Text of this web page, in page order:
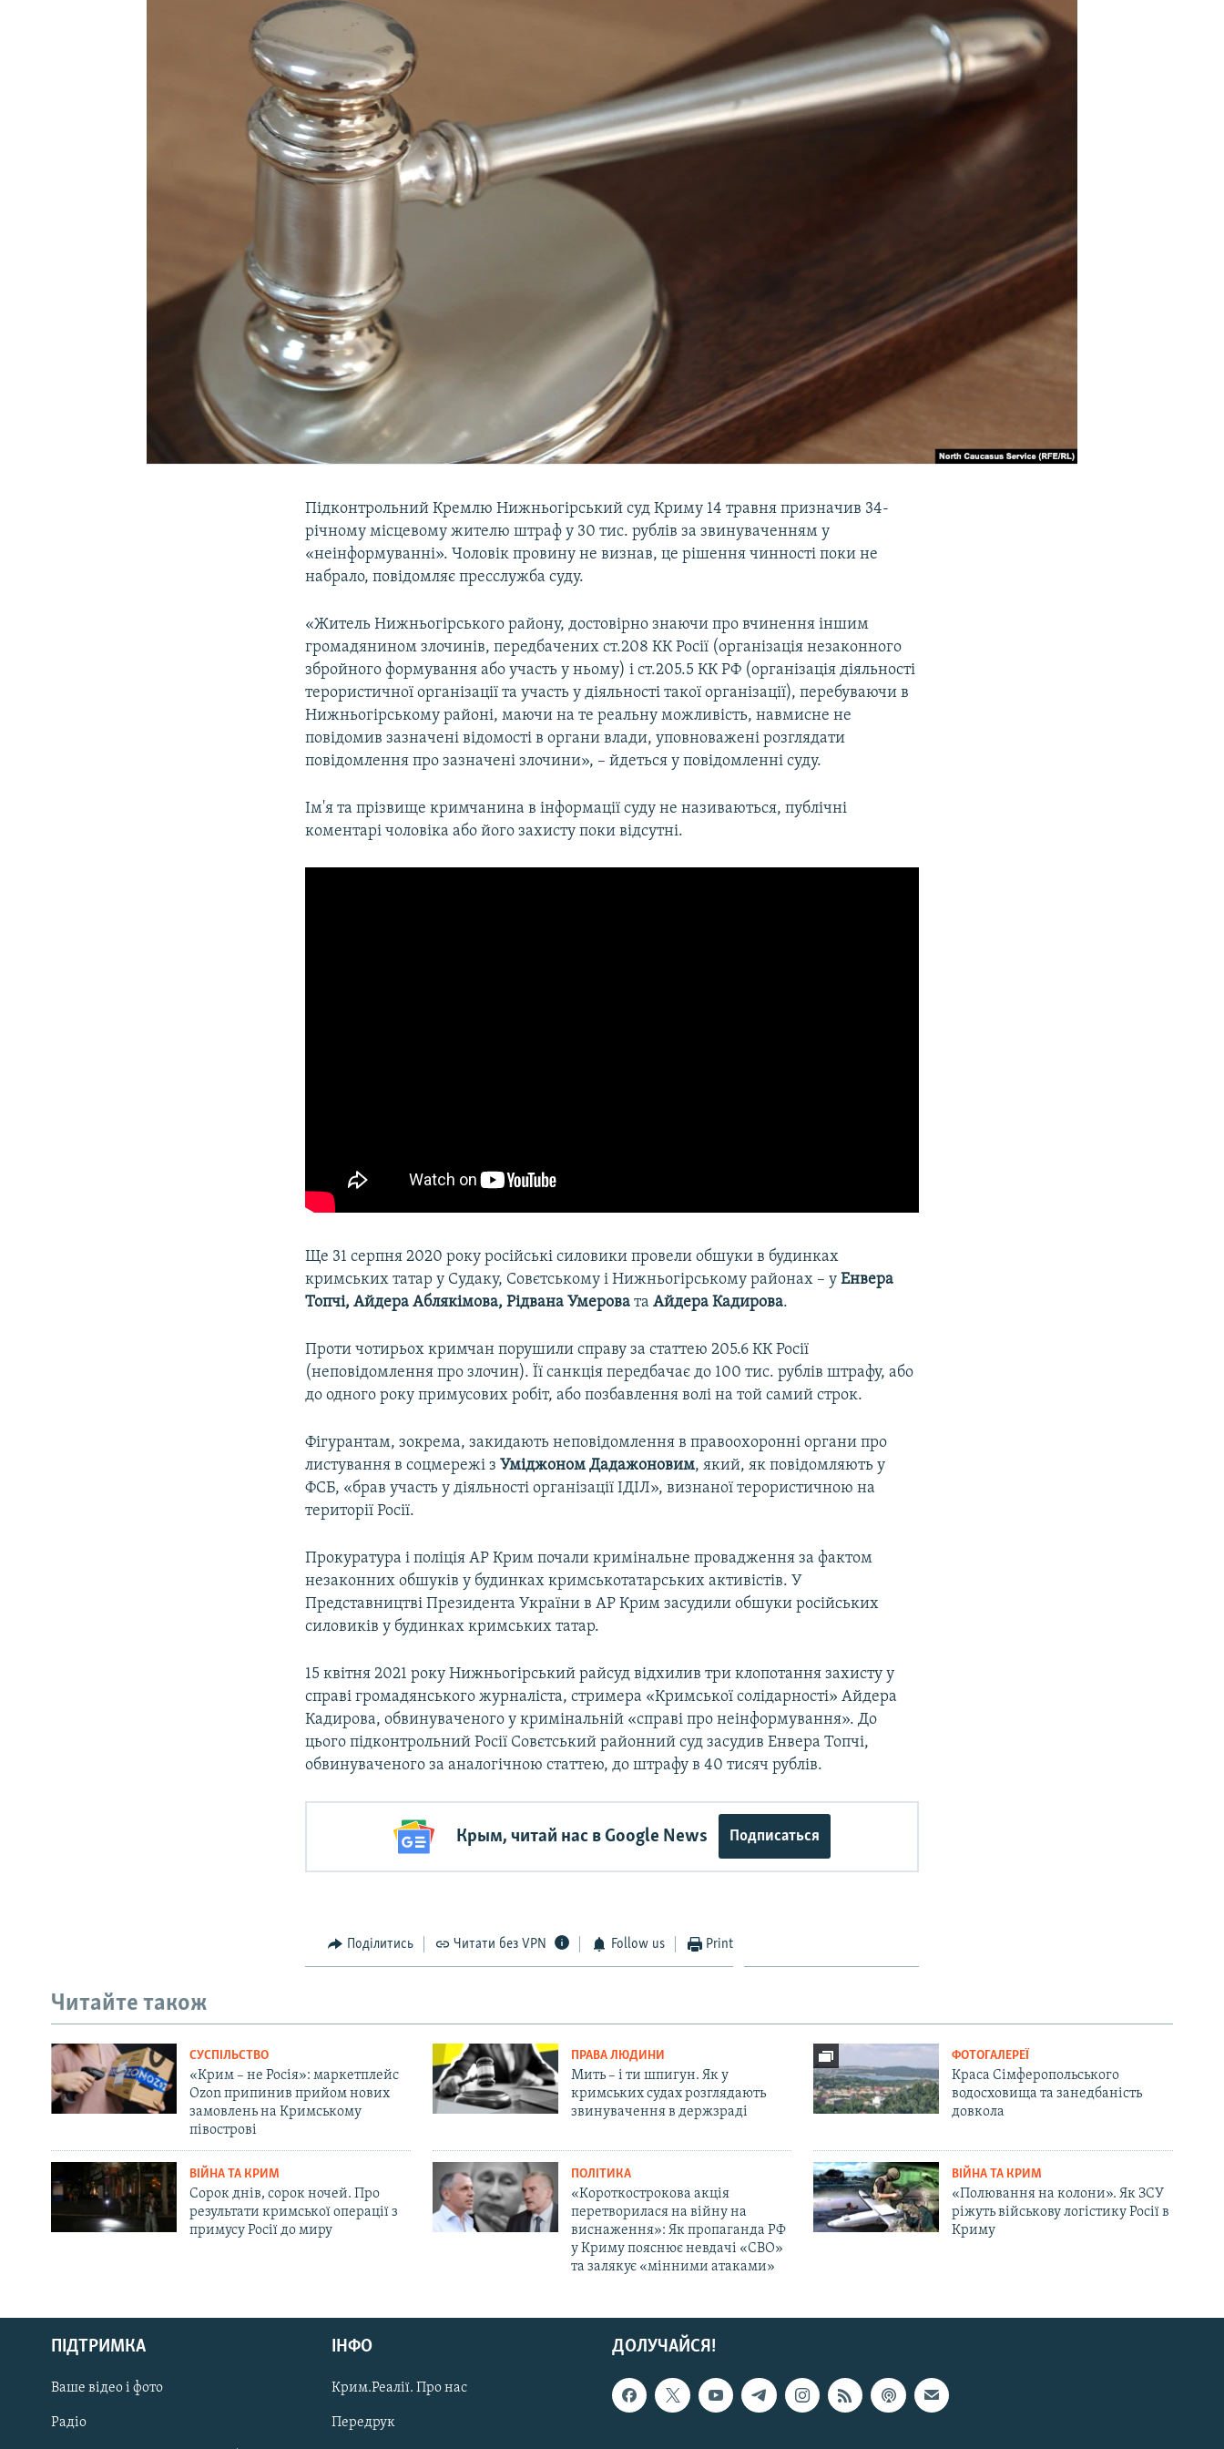
Русский
Qırımtatar
ДОЛУЧАЙСЯ!
Підконтрольний Кремлю Нижньогірський суд Криму 14 травня призначив 34-
річному місцевому жителю штраф у 30 тис. рублів за звинуваченням у
«неінформуванні». Чоловік провину не визнав, це рішення чинності поки не
набрало, повідомляє пресслужба суду.
«Житель Нижньогірського району, достовірно знаючи про вчинення іншим
громадянином злочинів, передбачених ст.208 КК Росії (організація незаконного
збройного формування або участь у ньому) і ст.205.5 КК РФ (організація діяльності
терористичної організації та участь у діяльності такої організації), перебуваючи в
Нижньогірському районі, маючи на те реальну можливість, навмисне не
повідомив зазначені відомості в органи влади, уповноважені розглядати
повідомлення про зазначені злочини», – йдеться у повідомленні суду.
Ім'я та прізвище кримчанина в інформації суду не називаються, публічні
коментарі чоловіка або його захисту поки відсутні.
Ще 31 серпня 2020 року російські силовики провели обшуки в будинках
кримських татар у Судаку, Совєтському і Нижньогірському районах – уЕнвера
Топчі, Айдера Аблякімова, Рідвана Умеровата Айдера Кадирова.
Проти чотирьох кримчан порушили справу за статтею 205.6 КК Росії
(неповідомлення про злочин). Її санкція передбачає до 100 тис. рублів штрафу, або
до одного року примусових робіт, або позбавлення волі на той самий строк.
Фігурантам, зокрема, закидають неповідомлення в правоохоронні органи про
листування в соцмережі зУміджоном Дадажоновим, який, як повідомляють у
ФСБ, «брав участь у діяльності організації ІДІЛ», визнаної терористичною на
території Росії.
Прокуратура і поліція АР Крим почали кримінальне провадження за фактом
незаконних обшуків у будинках кримськотатарських активістів. У
Представництві Президента України в АР Крим засудили обшуки російських
силовиків у будинках кримських татар.
15 квітня 2021 року Нижньогірський райсуд відхилив три клопотання захисту у
справі громадянського журналіста, стримера «Кримської солідарності» Айдера
Кадирова, обвинуваченого у кримінальній «справі про неінформування». До
цього підконтрольний Росії Совєтський районний суд засудив Енвера Топчі,
обвинуваченого за аналогічною статтею, до штрафу в 40 тисяч рублів.
Крым, читай нас в Google News Подписаться
Поділитись Читати без VPN Follow us Print
Читайте також
СУСПІЛЬСТВО
«Крим – не Росія»: маркетплейс
Ozon припинив прийом нових
замовлень на Кримському
півострові
ПРАВА ЛЮДИНИ
Мить – і ти шпигун. Як у
кримських судах розглядають
звинувачення в держзраді
ФОТОГАЛЕРЕЇ
Краса Сімферопольського
водосховища та занедбаність
довкола
ВІЙНА ТА КРИМ
Сорок днів, сорок ночей. Про
результати кримської операції з
примусу Росії до миру
ПОЛІТИКА
«Короткострокова акція
перетворилася на війну на
виснаження»: Як пропаганда РФ
у Криму пояснює невдачі «СВО»
та залякує «мінними атаками»
ВІЙНА ТА КРИМ
«Полювання на колони». Як ЗСУ
ріжуть військову логістику Росії в
Криму
ДОЛУЧАЙСЯ!
ПІДТРИМКА
Ваше відео і фото
Радіо
ІНФО
Крим.Реалії. Про нас
Передрук